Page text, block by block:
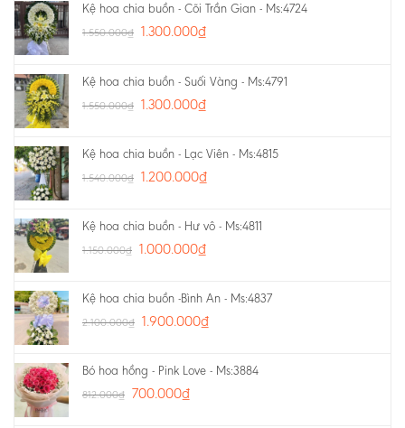
Kệ hoa chia buồn - Cõi Trần Gian - Ms:4724
1.550.000₫ 1.300.000₫
Kệ hoa chia buồn - Suối Vàng - Ms:4791
1.550.000₫ 1.300.000₫
Kệ hoa chia buồn - Lạc Viên - Ms:4815
1.540.000₫ 1.200.000₫
Kệ hoa chia buồn - Hư vô - Ms:4811
1.150.000₫ 1.000.000₫
Kệ hoa chia buồn -Bình An - Ms:4837
2.100.000₫ 1.900.000₫
Bó hoa hồng - Pink Love - Ms:3884
812.000₫ 700.000₫